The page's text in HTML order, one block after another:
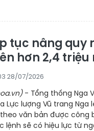
tục nâng quy
hơn 2,4 triệu
28/07/2026
- Tổng thống Nga
Lực lượng Vũ trang Nga
văn bản được
lệnh sẽ có hiệu lực từ